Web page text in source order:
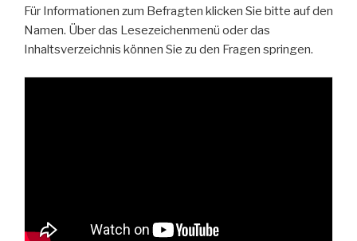
Für Informationen zum Befragten klicken Sie bitte auf den
Namen. Über das Lesezeichenmenü oder das
Inhaltsverzeichnis können Sie zu den Fragen springen.